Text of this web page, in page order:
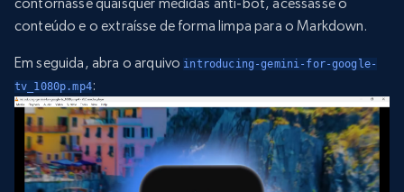
contornasse quaisquer medidas anti-bot, acessasse o
conteúdo e o extraísse de forma limpa para o Markdown.
Em seguida, abra o arquivo introducing-gemini-for-google-
tv_1080p.mp4: